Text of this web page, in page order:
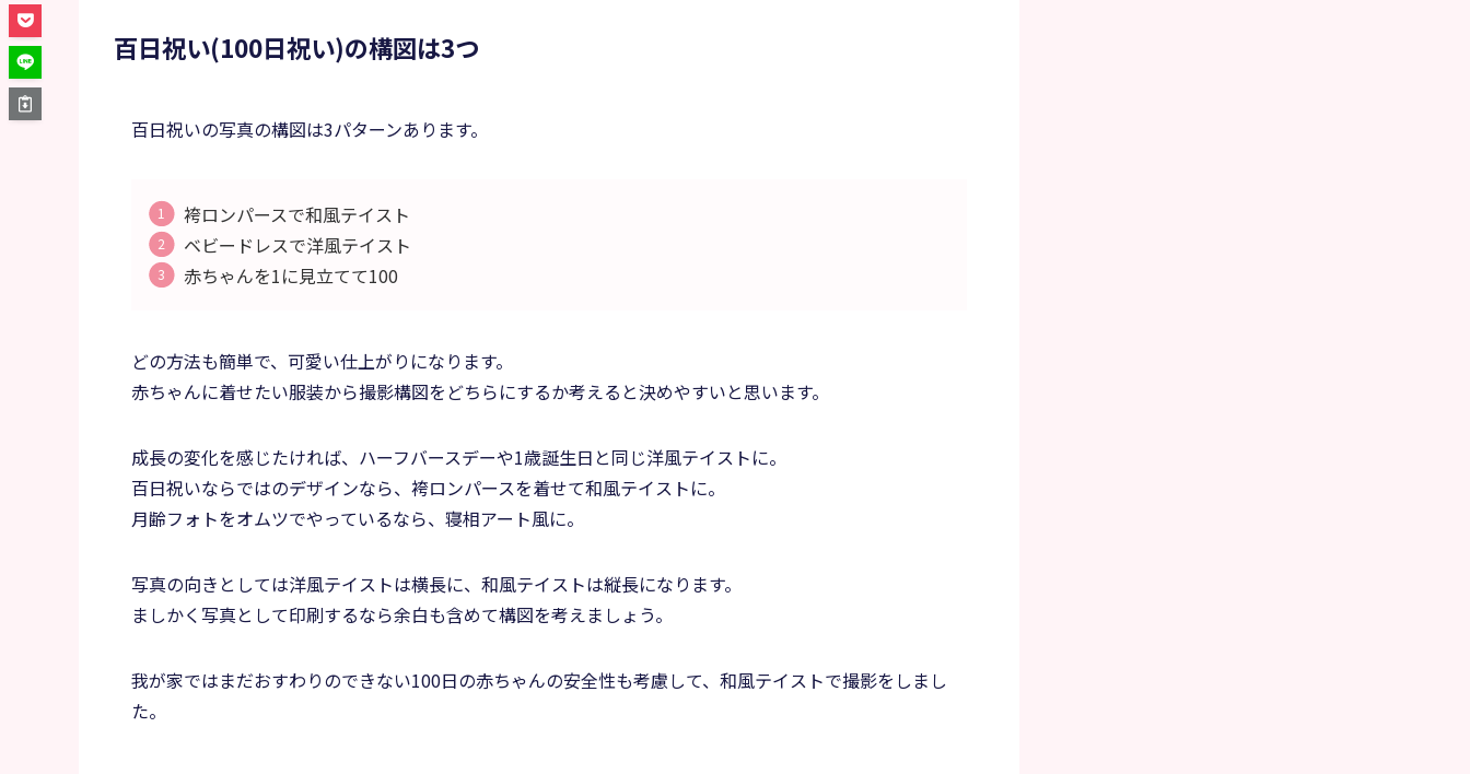
百日祝い(100日祝い)の構図は3つ
百日祝いの写真の構図は3パターンあります。
袴ロンパースで和風テイスト
ベビードレスで洋風テイスト
赤ちゃんを1に見立てて100
どの方法も簡単で、可愛い仕上がりになります。
赤ちゃんに着せたい服装から撮影構図をどちらにするか考えると決めやすいと思います。
成長の変化を感じたければ、ハーフバースデーや1歳誕生日と同じ洋風テイストに。
百日祝いならではのデザインなら、袴ロンパースを着せて和風テイストに。
月齢フォトをオムツでやっているなら、寝相アート風に。
写真の向きとしては洋風テイストは横長に、和風テイストは縦長になります。
ましかく写真として印刷するなら余白も含めて構図を考えましょう。
我が家ではまだおすわりのできない100日の赤ちゃんの安全性も考慮して、和風テイストで撮影をしまし
た。